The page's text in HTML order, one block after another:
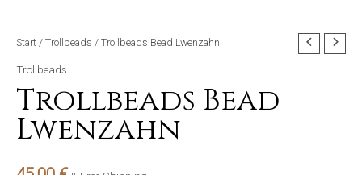
Start / Trollbeads / Trollbeads Bead Lwenzahn
Trollbeads
Trollbeads Bead
Lwenzahn